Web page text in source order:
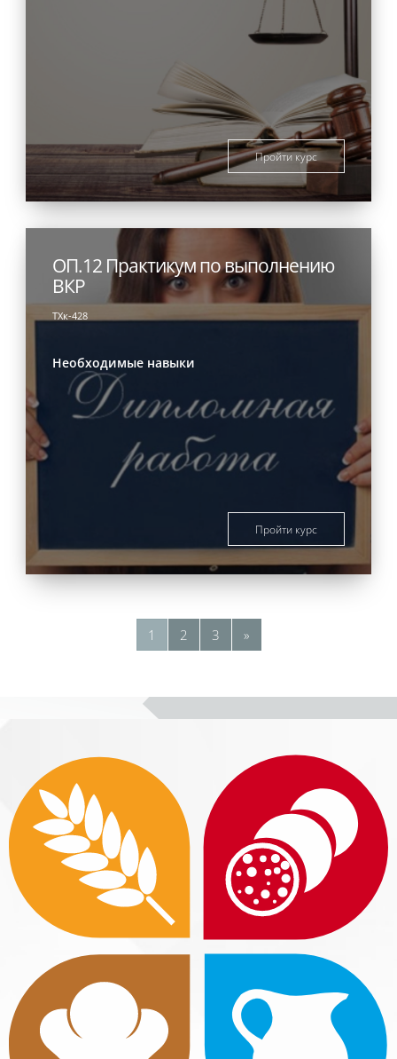
Пройти курс
ОП.12 Практикум по выполнению
ВКР
ТХк-428
Необходимые навыки
Пройти курс
1 Страница 1
2 Страница 2
3Страница 3
»Следующая страница